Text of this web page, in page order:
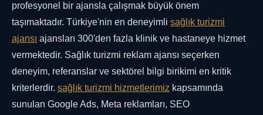
profesyonel bir ajansla çalışmak büyük önem
taşımaktadır. Türkiye'nin en deneyimli sağlık turizmi
ajansı ajansları 300'den fazla klinik ve hastaneye hizmet
vermektedir. Sağlık turizmi reklam ajansı seçerken
deneyim, referanslar ve sektörel bilgi birikimi en kritik
kriterlerdir. sağlık turizmi hizmetlerimiz kapsamında
sunulan Google Ads, Meta reklamları, SEO